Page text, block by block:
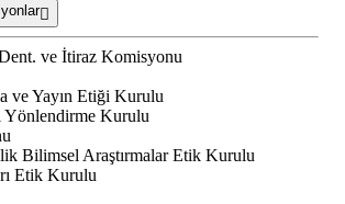
ve İtiraz Komisyonu
ve Yayın Etiği Kurulu
Yönlendirme Kurulu
Bilimsel Araştırmalar Etik Kurulu
Etik Kurulu